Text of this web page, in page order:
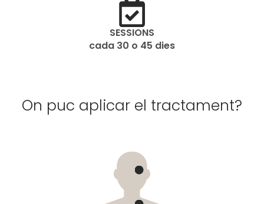
SESSIONS
cada 30 o 45 dies
On puc aplicar el tractament?